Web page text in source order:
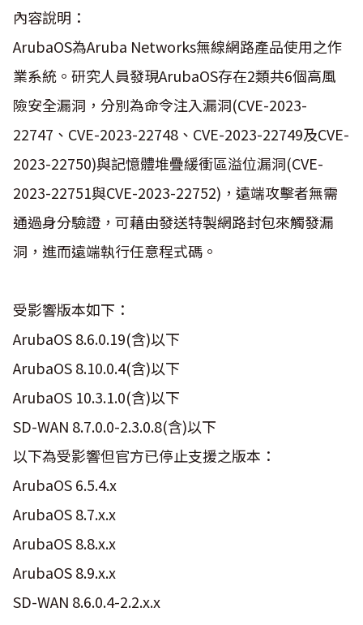
內容說明：
ArubaOS為Aruba Networks無線網路產品使用之作
業系統。研究人員發現ArubaOS存在2類共6個高風
險安全漏洞，分別為命令注入漏洞(CVE-2023-
22747、CVE-2023-22748、CVE-2023-22749及CVE-
2023-22750)與記憶體堆疊緩衝區溢位漏洞(CVE-
2023-22751與CVE-2023-22752)，遠端攻擊者無需
通過身分驗證，可藉由發送特製網路封包來觸發漏
洞，進而遠端執行任意程式碼。
受影響版本如下：
ArubaOS 8.6.0.19(含)以下
ArubaOS 8.10.0.4(含)以下
ArubaOS 10.3.1.0(含)以下
SD-WAN 8.7.0.0-2.3.0.8(含)以下
以下為受影響但官方已停止支援之版本：
ArubaOS 6.5.4.x
ArubaOS 8.7.x.x
ArubaOS 8.8.x.x
ArubaOS 8.9.x.x
SD-WAN 8.6.0.4-2.2.x.x